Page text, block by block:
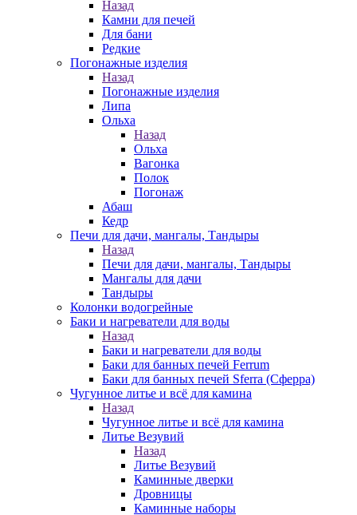
Назад
Камни для печей
Для бани
Редкие
Погонажные изделия
Назад
Погонажные изделия
Липа
Ольха
Назад
Ольха
Вагонка
Полок
Погонаж
Абаш
Кедр
Печи для дачи, мангалы, Тандыры
Назад
Печи для дачи, мангалы, Тандыры
Мангалы для дачи
Тандыры
Колонки водогрейные
Баки и нагреватели для воды
Назад
Баки и нагреватели для воды
Баки для банных печей Ferrum
Баки для банных печей Sferra (Сферра)
Чугунное литье и всё для камина
Назад
Чугунное литье и всё для камина
Литье Везувий
Назад
Литье Везувий
Каминные дверки
Дровницы
Каминные наборы